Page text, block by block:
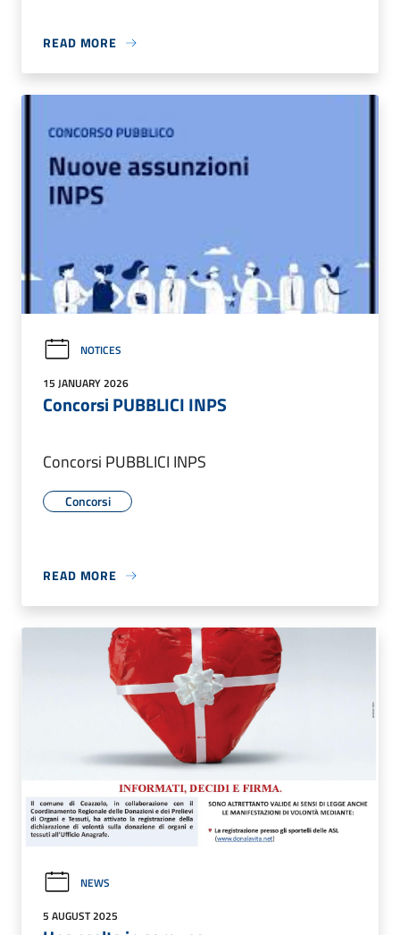
READ MORE
NOTICES
15 JANUARY 2026
Concorsi PUBBLICI INPS
Concorsi PUBBLICI INPS
Concorsi
READ MORE
NEWS
5 AUGUST 2025